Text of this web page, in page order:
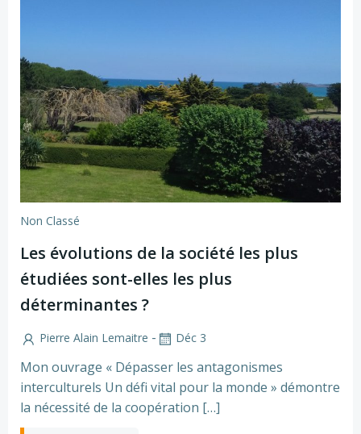
Non Classé
Les évolutions de la société les plus
étudiées sont-elles les plus
déterminantes ?
Pierre Alain Lemaitre - Déc 3
Mon ouvrage « Dépasser les antagonismes
interculturels Un défi vital pour la monde » démontre
la nécessité de la coopération […]